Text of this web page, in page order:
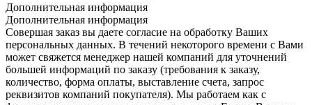
Дополнительная информация
Дополнительная информация
Совершая заказ вы даете согласие на обработку Ваших
персональных данных. В течений некоторого времени с Вами
может свяжется менеджер нашей компаний для уточнений
большей информаций по заказу (требования к заказу,
количество, форма оплаты, выставление счета, запрос
реквизитов компаний покупателя). Мы работаем как с